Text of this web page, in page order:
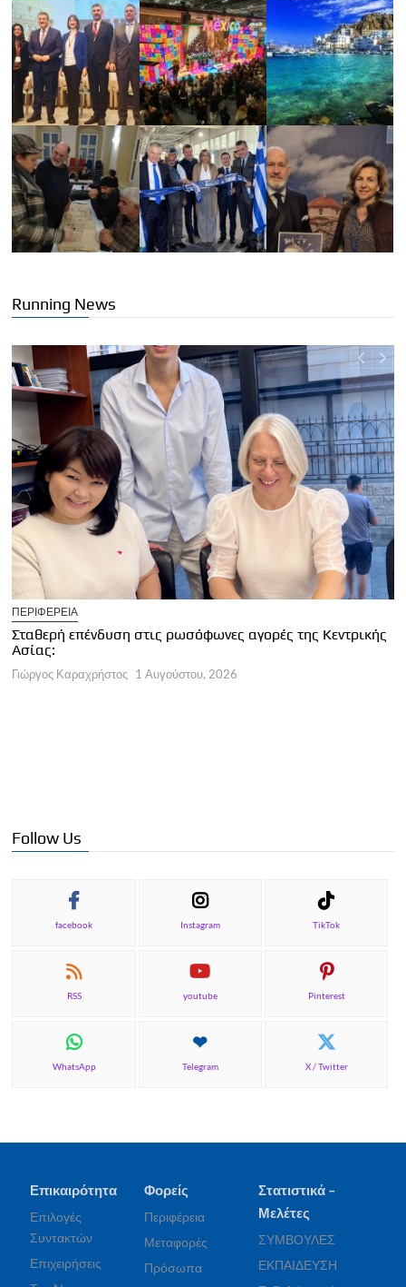
Running News
ΠΕΡΙΦΕΡΕΙΑ
Σταθερή επένδυση στις ρωσόφωνες αγορές της Κεντρικής
Ασίας:
Γιώργος Καραχρήστος 1 Αυγούστου, 2026
Follow Us
facebook Instagram TikTok
RSS youtube Pinterest
WhatsApp Telegram X / Twitter
Επικαιρότητα
Επιλογές
Συντακτών
Επιχειρήσεις
Φορείς
Περιφέρεια
Μεταφορές
Πρόσωπα
Στατιστικά –
Μελέτες
ΣΥΜΒΟΥΛΕΣ
ΕΚΠΑΙΔΕΥΣΗ